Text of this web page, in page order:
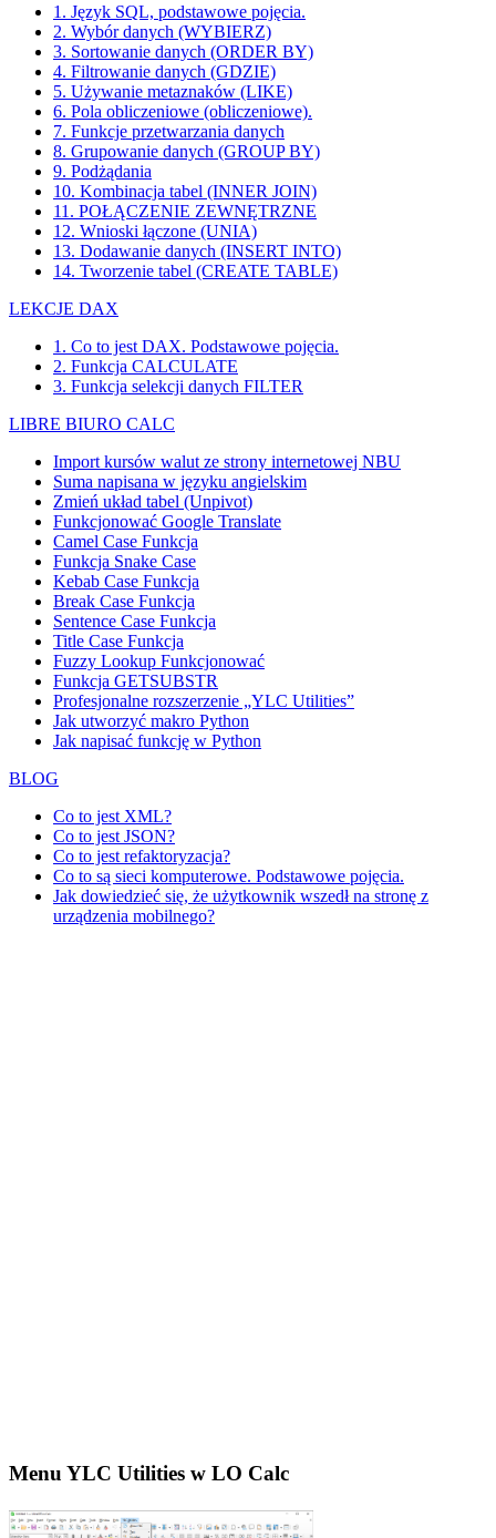
1. Język SQL, podstawowe pojęcia.
2. Wybór danych (WYBIERZ)
3. Sortowanie danych (ORDER BY)
4. Filtrowanie danych (GDZIE)
5. Używanie metaznaków (LIKE)
6. Pola obliczeniowe (obliczeniowe).
7. Funkcje przetwarzania danych
8. Grupowanie danych (GROUP BY)
9. Podżądania
10. Kombinacja tabel (INNER JOIN)
11. POŁĄCZENIE ZEWNĘTRZNE
12. Wnioski łączone (UNIA)
13. Dodawanie danych (INSERT INTO)
14. Tworzenie tabel (CREATE TABLE)
LEKCJE DAX
1. Co to jest DAX. Podstawowe pojęcia.
2. Funkcja CALCULATE
3. Funkcja selekcji danych FILTER
LIBRE BIURO CALC
Import kursów walut ze strony internetowej NBU
Suma napisana w języku angielskim
Zmień układ tabel (Unpivot)
Funkcjonować Google Translate
Camel Case Funkcja
Funkcja Snake Case
Kebab Case Funkcja
Break Case Funkcja
Sentence Case Funkcja
Title Case Funkcja
Fuzzy Lookup Funkcjonować
Funkcja GETSUBSTR
Profesjonalne rozszerzenie „YLC Utilities”
Jak utworzyć makro Python
Jak napisać funkcję w Python
BLOG
Co to jest XML?
Co to jest JSON?
Co to jest refaktoryzacja?
Co to są sieci komputerowe. Podstawowe pojęcia.
Jak dowiedzieć się, że użytkownik wszedł na stronę z
urządzenia mobilnego?
Menu YLC Utilities w LO Calc